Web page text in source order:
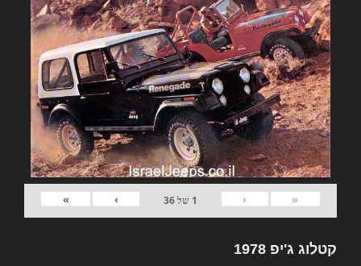
«
‹
1 של36
›
»
קטלוג ג'יפ 1978